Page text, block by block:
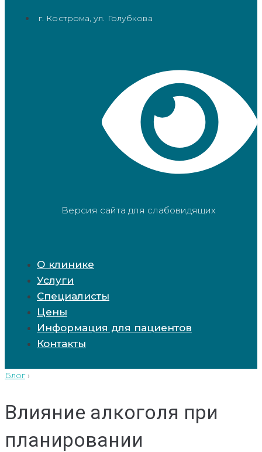
г. Кострома, ул. Голубкова
Версия сайта для слабовидящих
О клинике
Услуги
Специалисты
Цены
Информация для пациентов
Контакты
Блог ›
Влияние алкоголя при
планировании